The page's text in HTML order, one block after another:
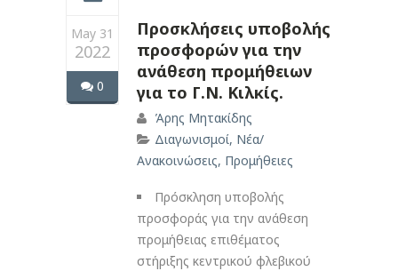
May 31
2022
0
Προσκλήσεις υποβολής
προσφορών για την
ανάθεση προμήθειων
για το Γ.Ν. Κιλκίς.
Άρης Μητακίδης
Διαγωνισμοί, Νέα/
Ανακοινώσεις, Προμήθειες
Πρόσκληση υποβολής
προσφοράς για την ανάθεση
προμήθειας επιθέματος
στήριξης κεντρικού φλεβικού